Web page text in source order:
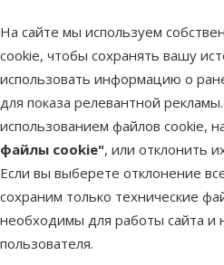
На сайте мы используем
cookie, чтобы сохранять вашу
использовать информацию о
для показа релевантной
использованием файлов cookie,
файлы cookie", или отклонить
Если вы выберете отклонение
сохраним только технические
необходимы для работы сайта и
пользователя.